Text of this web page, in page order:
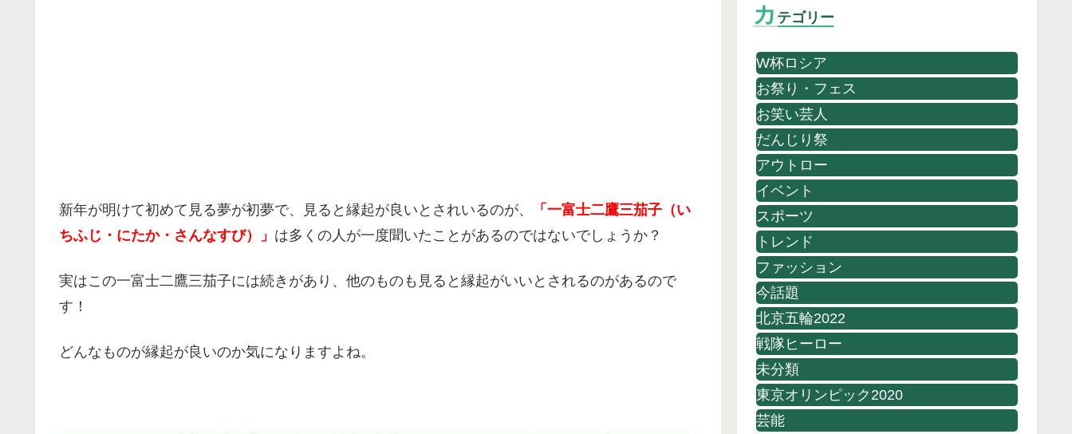
新年が明けて初めて見る夢が初夢で、見ると縁起が良いとされいるのが、
「一富士二鷹三茄子（い
ちふじ・にたか・さんなすび）」 は多くの人が一度聞いたことがあるのではないでしょうか？
実はこの一富士二鷹三茄子には続きがあり、他のものも見ると縁起がいいとされるのがあるので
す！
どんなものが縁起が良いのか気になりますよね。
カ テゴリー
W杯ロシア
お祭り・フェス
お笑い芸人
だんじり祭
アウトロー
イベント
スポーツ
トレンド
ファッション
今話題
北京五輪2022
戦隊ヒーロー
未分類
東京オリンピック2020
芸能